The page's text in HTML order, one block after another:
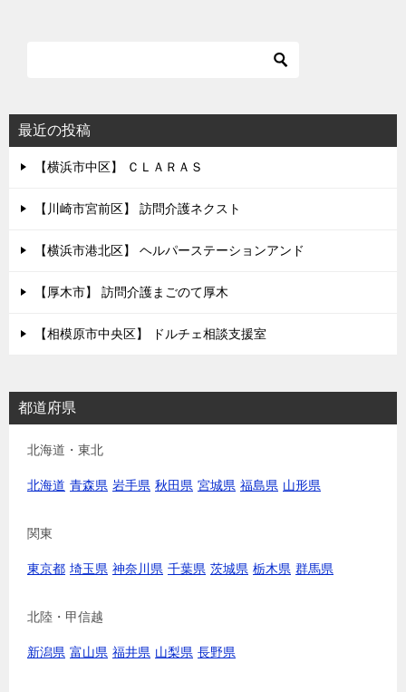
最近の投稿
【横浜市中区】 ＣＬＡＲＡＳ
【川崎市宮前区】 訪問介護ネクスト
【横浜市港北区】 ヘルパーステーションアンド
【厚木市】 訪問介護まごのて厚木
【相模原市中央区】 ドルチェ相談支援室
都道府県
北海道・東北
北海道 青森県 岩手県 秋田県 宮城県 福島県 山形県
関東
東京都 埼玉県 神奈川県 千葉県 茨城県 栃木県 群馬県
北陸・甲信越
新潟県 富山県 福井県 山梨県 長野県